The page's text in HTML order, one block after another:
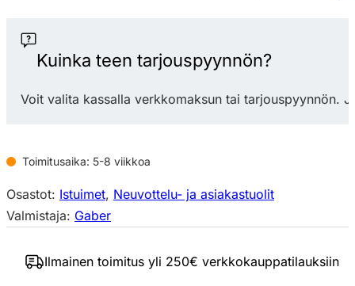
Kuinka teen tarjouspyynnön?
Voit valita kassalla verkkomaksun tai tarjouspyynnön.
Toimitusaika: 5-8 viikkoa
Osastot: Istuimet, Neuvottelu- ja asiakastuolit
Valmistaja: Gaber
Ilmainen toimitus yli 250€ verkkokauppatilauksiin